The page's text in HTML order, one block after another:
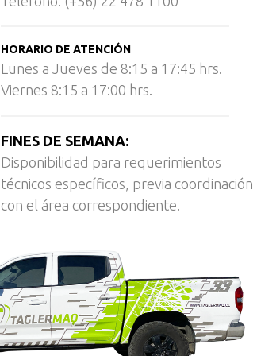
HORARIO DE ATENCIÓN
Lunes a Jueves de 8:15 a 17:45 hrs.
Viernes 8:15 a 17:00 hrs.
FINES DE SEMANA:
Disponibilidad para requerimientos
técnicos específicos, previa coordinación
con el área correspondiente.